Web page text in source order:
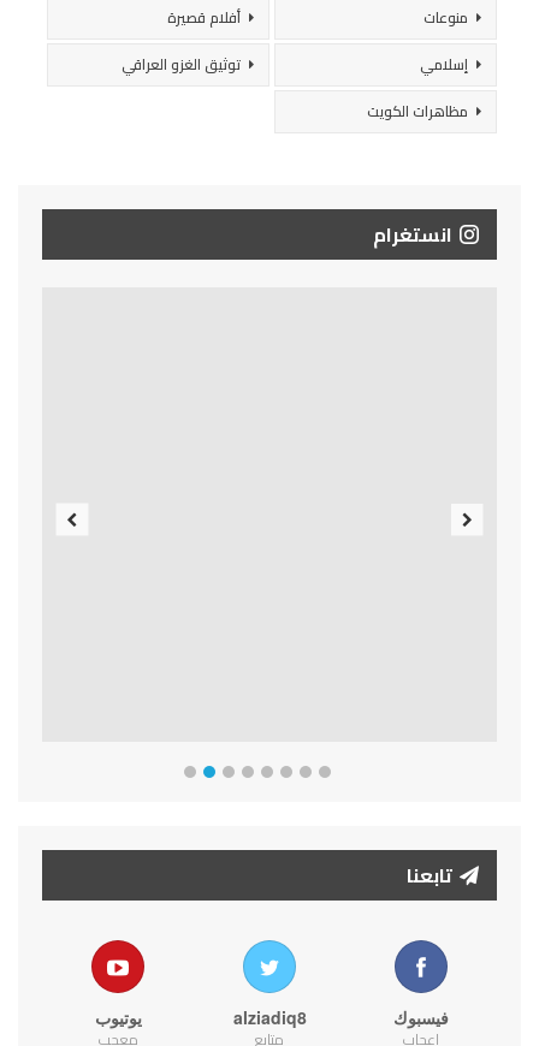
منوعات
أفلام قصيرة
إسلامي
توثيق الغزو العراقي
مظاهرات الكويت
انستغرام
تابعنا
فيسبوك
اعجاب
alziadiq8
متابع
يوتيوب
معجب